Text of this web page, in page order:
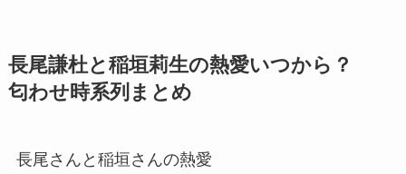
長尾謙杜と稲垣莉生の熱愛いつから？
匂わせ時系列まとめ
長尾さんと稲垣さんの熱愛